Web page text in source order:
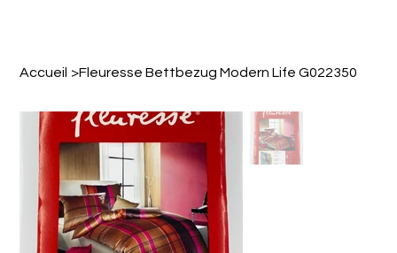
Accueil >Fleuresse Bettbezug Modern Life G022350